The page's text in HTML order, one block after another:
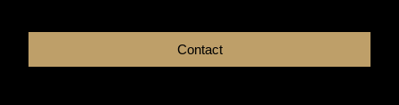
Contact